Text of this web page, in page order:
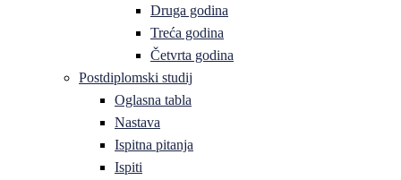
Druga godina
Treća godina
Četvrta godina
Postdiplomski studij
Oglasna tabla
Nastava
Ispitna pitanja
Ispiti